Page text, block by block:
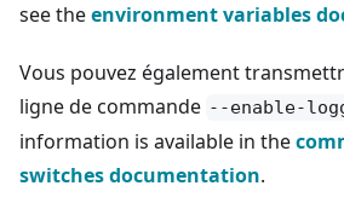
see theenvironment variables
Vous pouvez également
ligne de commande --enable-
information is available in the
switches documentation.